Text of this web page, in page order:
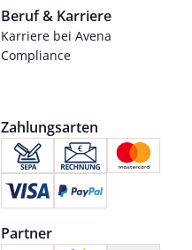
Beruf & Karriere
Karriere bei Avena
Compliance
Zahlungsarten
Partner